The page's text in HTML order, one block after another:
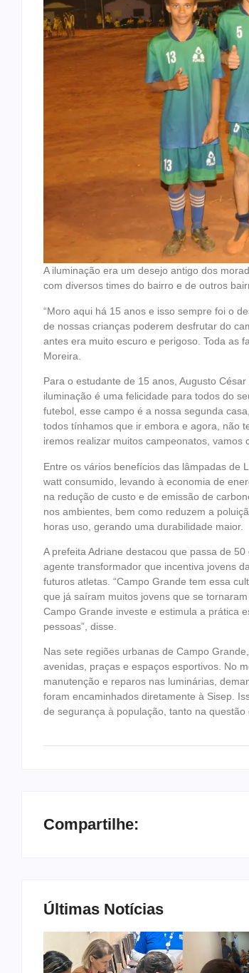
A iluminação era um desejo antigo dos
com diversos times do bairro e de outros
“Moro aqui há 15 anos e isso sempre foi o
de nossas crianças poderem desfrutar do
antes era muito escuro e perigoso. Toda as
Moreira.
Para o estudante de 15 anos, Augusto
iluminação é uma felicidade para todos do
futebol, esse campo é a nossa segunda
todos tínhamos que ir embora e agora, não
iremos realizar muitos campeonatos, vamos
Entre os vários benefícios das lâmpadas de
watt consumido, levando à economia de
na redução de custo e de emissão de
nos ambientes, bem como reduzem a
horas uso, gerando uma durabilidade maior.
A prefeita Adriane destacou que passa de
agente transformador que incentiva jovens
futuros atletas. “Campo Grande tem essa
que já saíram muitos jovens que se
Campo Grande investe e estimula a prática
pessoas”, disse.
Nas sete regiões urbanas de Campo
avenidas, praças e espaços esportivos. No
manutenção e reparos nas luminárias,
foram encaminhados diretamente à Sisep.
de segurança à população, tanto na
Compartilhe:
Últimas Notícias